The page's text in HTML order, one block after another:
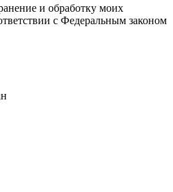
и обработку моих
с Федеральным законом